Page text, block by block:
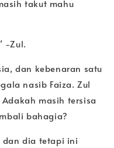
takut mahu
-Zul.
dan kebenaran satu
nasib Faiza. Zul
masih tersisa
bahagia?
dia tetapi ini